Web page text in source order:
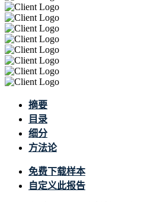
摘要
目录
细分
方法论
免费下载样本
自定义此报告